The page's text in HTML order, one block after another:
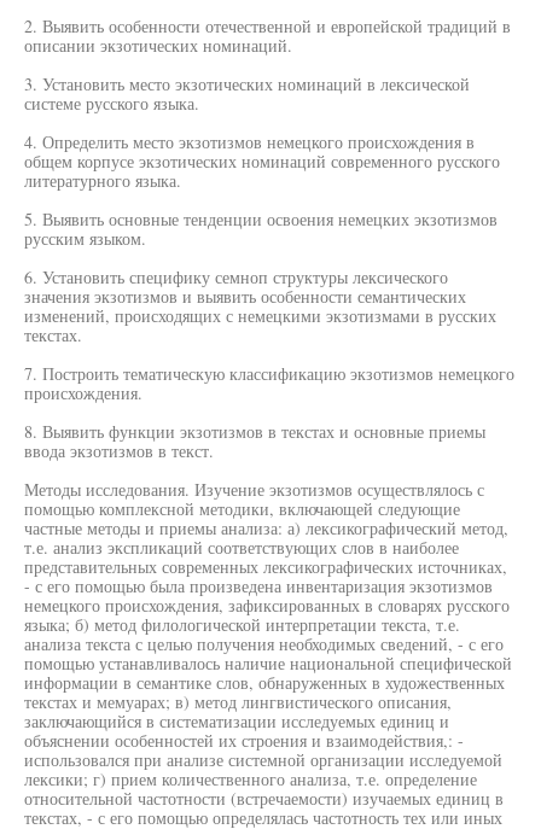
2. Выявить особенности отечественной и европейской традиций в
описании экзотических номинаций.
3. Установить место экзотических номинаций в лексической
системе русского языка.
4. Определить место экзотизмов немецкого происхождения в
общем корпусе экзотических номинаций современного русского
литературного языка.
5. Выявить основные тенденции освоения немецких экзотизмов
русским языком.
6. Установить специфику семноп структуры лексического
значения экзотизмов и выявить особенности семантических
изменений, происходящих с немецкими экзотизмами в русских
текстах.
7. Построить тематическую классификацию экзотизмов немецкого
происхождения.
8. Выявить функции экзотизмов в текстах и основные приемы
ввода экзотизмов в текст.
Методы исследования. Изучение экзотизмов осуществлялось с
помощью комплексной методики, включающей следующие
частные методы и приемы анализа: а) лексикографический метод,
т.е. анализ экспликаций соответствующих слов в наиболее
представительных современных лексикографических источниках,
- с его помощью была произведена инвентаризация экзотизмов
немецкого происхождения, зафиксированных в словарях русского
языка; б) метод филологической интерпретации текста, т.е.
анализа текста с целью получения необходимых сведений, - с его
помощью устанавливалось наличие национальной специфической
информации в семантике слов, обнаруженных в художественных
текстах и мемуарах; в) метод лингвистического описания,
заключающийся в систематизации исследуемых единиц и
объяснении особенностей их строения и взаимодействия,: -
использовался при анализе системной организации исследуемой
лексики; г) прием количественного анализа, т.е. определение
относительной частотности (встречаемости) изучаемых единиц в
текстах, - с его помощью определялась частотность тех или иных